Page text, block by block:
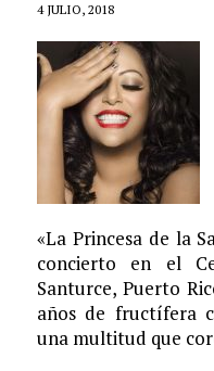
4 JULIO, 2018
«La Princesa de la
concierto en el
Santurce, Puerto
años de fructífera
una multitud que